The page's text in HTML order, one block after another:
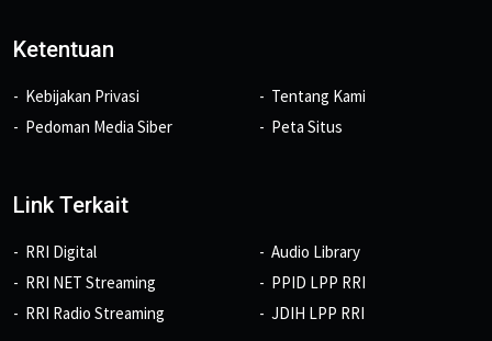
Ketentuan
Kebijakan Privasi
Pedoman Media Siber
Tentang Kami
Peta Situs
Link Terkait
RRI Digital
RRI NET Streaming
RRI Radio Streaming
Audio Library
PPID LPP RRI
JDIH LPP RRI